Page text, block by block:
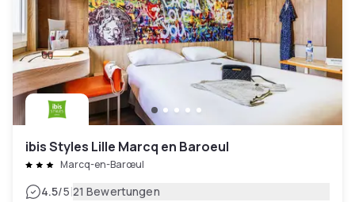
ibis Styles Lille Marcq en Baroeul
Marcq-en-Barœul
4.5/5|21 Bewertungen